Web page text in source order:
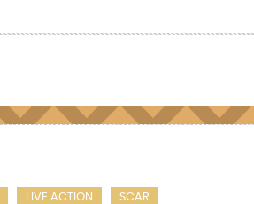
LIVE ACTION SCAR